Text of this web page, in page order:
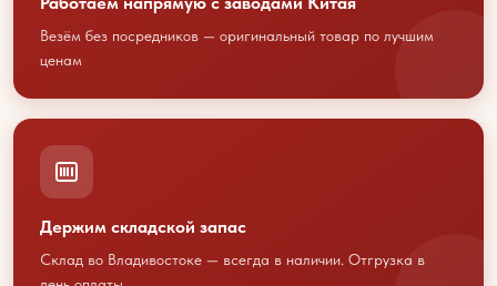
Везём без посредников — оригинальный товар по лучшим
ценам
Держим складской запас
Склад во Владивостоке — всегда в наличии. Отгрузка в
сотрудничество?
Свяжитесь с нами любым
удобным способом
или оставьте свои контакты